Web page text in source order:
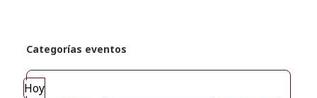
Categorías eventos
Hoy